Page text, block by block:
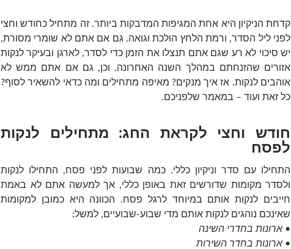
קדחת הניקיון היא אחת המגיפות המדבקות ביותר. זה מתחיל כחודש וחצי
לפני ליל הסדר, ורמת הלחץ הולכת וגואה. גם אם אתם לא שומרי מסורת,
יש סיכוי לא רע שגם אתם תנצלו את הזמן כדי לסדר, לארגן ובעיקר לנקות
אזורים שהזנחתם במהלך השנה האחרונה. וכן, גם אם אתם ממש לא
אוהבים לנקות. אז איך מנקים? מאיפה מתחילים ומה כדאי להשאיר לסוף?
כל זאת ועוד – במאמר שלפניכם.
חודש וחצי לקראת החג: מתחילים לנקות
לפסח
התחילו עם סדר וניקיון כללי. כמה שבועות לפני פסח, התחילו לנקות
ולסדר מקומות שדורשים זאת באופן כללי, אך למעשה אתם לא באמת
חייבים לנקות אותם במיוחד לרגל פסח. הכוונה היא כמובן למקומות
שאינכם נוהגים לנקות אותם מדי שבוע-שבועיים, למשל:
• ארונות בחדרי השינה
• ארונות בחדר השירות